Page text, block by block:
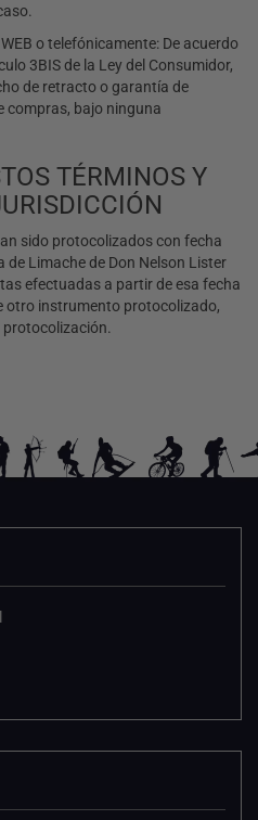
o telefónicamente: De acuerdo
3BIS de la Ley del Consumidor,
de retracto o garantía de
compras, bajo ninguna
TÉRMINOS Y
sido protocolizados con fecha
de Limache de Don Nelson Lister
efectuadas a partir de esa fecha
otro instrumento protocolizado,
protocolización.